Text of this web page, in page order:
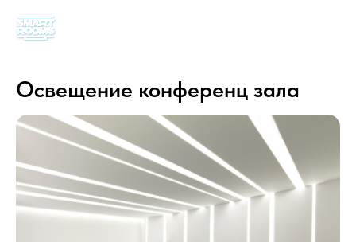
Освещение конференц зала